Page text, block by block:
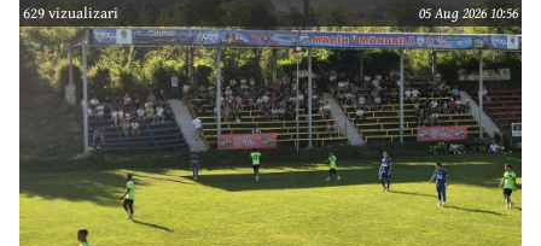
629 vizualizari 05 Aug 2026 10:56